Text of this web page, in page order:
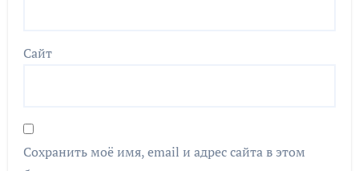
Сайт
Сохранить моё имя, email и адрес сайта в этом